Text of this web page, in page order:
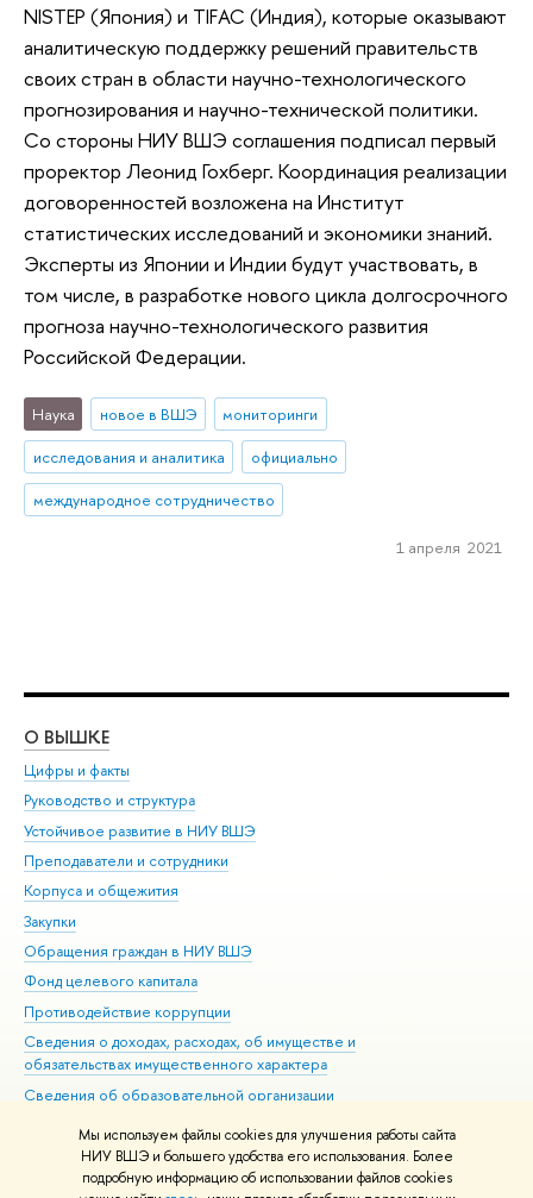
Мы используем файлы cookies для улучшения работы сайта
НИУ ВШЭ и большего удобства его использования. Более
подробную информацию об использовании файлов cookies
NISTEP (Япония) и TIFAC (Индия), которые оказывают
аналитическую поддержку решений правительств
своих стран в области научно-технологического
прогнозирования и научно-технической политики.
Со стороны НИУ ВШЭ соглашения подписал первый
проректор Леонид Гохберг. Координация реализации
договоренностей возложена на Институт
статистических исследований и экономики знаний.
Эксперты из Японии и Индии будут участвовать, в
том числе, в разработке нового цикла долгосрочного
прогноза научно-технологического развития
Российской Федерации.
Наука новое в ВШЭ
мониторинги
исследования и аналитика
официально
международное сотрудничество
1 апреля 2021
О ВЫШКЕ
Цифры и факты
Руководство и структура
Устойчивое развитие в НИУ ВШЭ
Преподаватели и сотрудники
Корпуса и общежития
Закупки
Обращения граждан в НИУ ВШЭ
Фонд целевого капитала
Противодействие коррупции
Сведения о доходах, расходах, об имуществе и
обязательствах имущественного характера
Сведения об образовательной организации
Людям с ограниченными возможностями здоровья
Единая платежная страница
Работа в Вышке